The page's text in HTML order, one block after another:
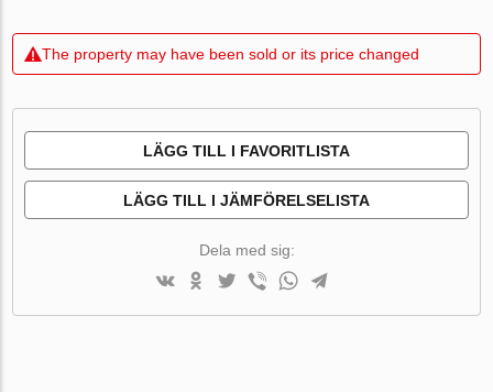
The property may have been sold or its price changed
LÄGG TILL I FAVORITLISTA
LÄGG TILL I JÄMFÖRELSELISTA
Dela med sig: